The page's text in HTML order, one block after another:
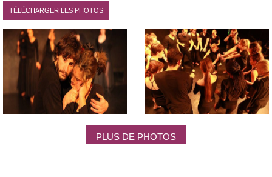
TÉLÉCHARGER LES PHOTOS
PLUS DE PHOTOS